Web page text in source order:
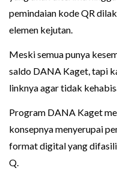
pemindaian kode QR
elemen kejutan.
Meski semua punya
saldo DANA Kaget, tapi
linknya agar tidak
Program DANA Kaget
konsepnya menyerupai
format digital yang
Q.